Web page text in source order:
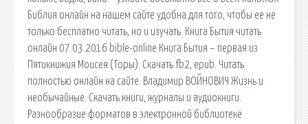
Библия онлайн на нашем сайте удобна для того, чтобы ее не
только бесплатно читать, но и изучать. Книга Бытия читать
онлайн 07.03.2016 bible-online Книга Бытия – первая из
Пятикнижия Моисея (Торы). Скачать fb2, epub. Читать
полностью онлайн на сайте. Владимир ВОЙНОВИЧ Жизнь и
необычайные. Скачать книги, журналы и аудиокниги.
Разнообразие форматов в электронной библиотеке